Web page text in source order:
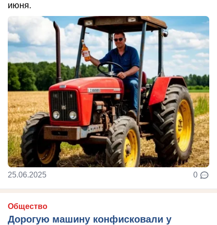
июня.
25.06.2025 0
Общество
Дорогую машину конфисковали у